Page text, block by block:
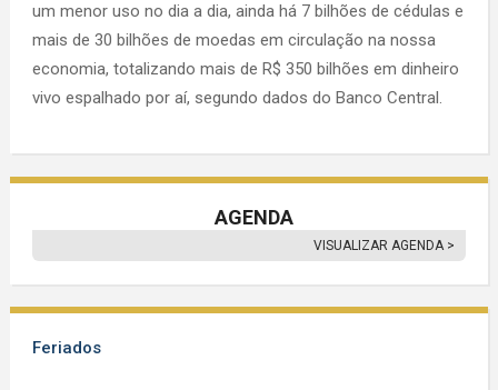
um menor uso no dia a dia, ainda há 7 bilhões de cédulas e
mais de 30 bilhões de moedas em circulação na nossa
economia, totalizando mais de R$ 350 bilhões em dinheiro
vivo espalhado por aí, segundo dados do Banco Central.
AGENDA
VISUALIZAR AGENDA >
Feriados